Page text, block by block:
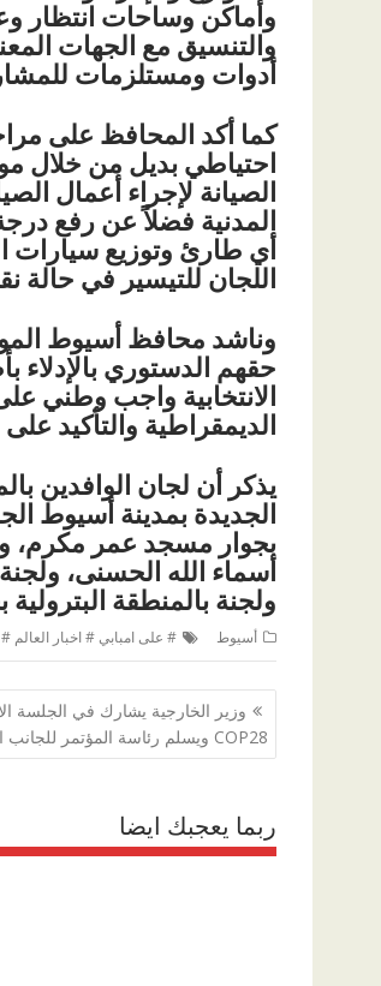
وأماكن وساحات انتظار
والتنسيق مع الجهات
أدوات ومستلزمات
كما أكد المحافظ على
احتياطي بديل من خلال
الصيانة لإجراء أعمال
المدنية فضلاً عن رفع
أي طارئ وتوزيع سيارات
اللجان للتيسير في
وناشد محافظ أسيوط
حقهم الدستوري بالإدلاء
الانتخابية واجب وطني
الديمقراطية والتأكيد
الجديدة بمدينة أسيوط
بجوار مسجد عمر مكرم،
أسماء الله الحسنى،
ولجنة بالمنطقة
أسيوط # على امبابي # اخبار العالم
تصفّح
المقالات
وزير الخارجية يشارك في الجلسة
COP28 ويسلم رئاسة المؤتمر للجانب الإماراتي
ربما يعجبك ايضا